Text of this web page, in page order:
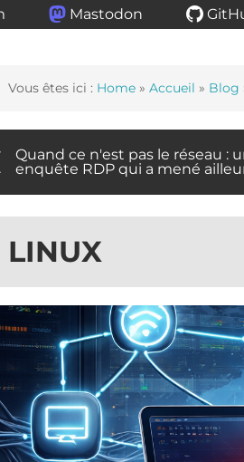
Mastodon
Vous êtes ici : Home » Accueil » Blog
Quand ce n'est pas le réseau :
enquête RDP qui a mené
LINUX